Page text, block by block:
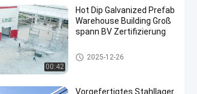
00:42
Hot Dip Galvanized Prefab
Warehouse Building Groß
spann BV Zertifizierung
Vorgefertigtes Lagerhaus
2025-12-26
Vorgefertigtes Stahllager